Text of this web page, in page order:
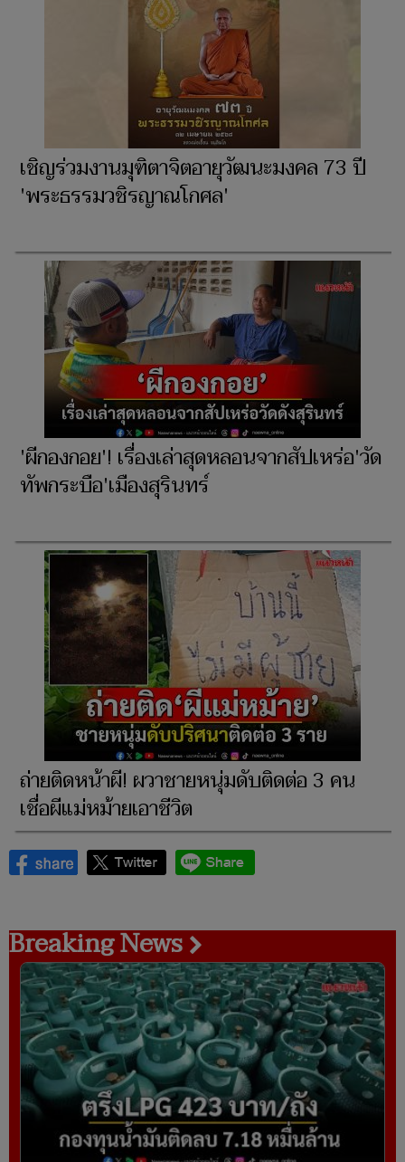
เชิญร่วมงานมุฑิตาจิตอายุวัฒนะ​มงคล ​73 ปี
'พระธรรมวชิรญาณ​โกศล'
'ผีกองกอย'! เรื่องเล่าสุดหลอนจากสัปเหร่อ'วัด
ทัพกระบือ'เมืองสุรินทร์
ถ่ายติดหน้าผี! ผวาชายหนุ่มดับติดต่อ 3 คน
เชื่อผีแม่หม้ายเอาชีวิต
Breaking News